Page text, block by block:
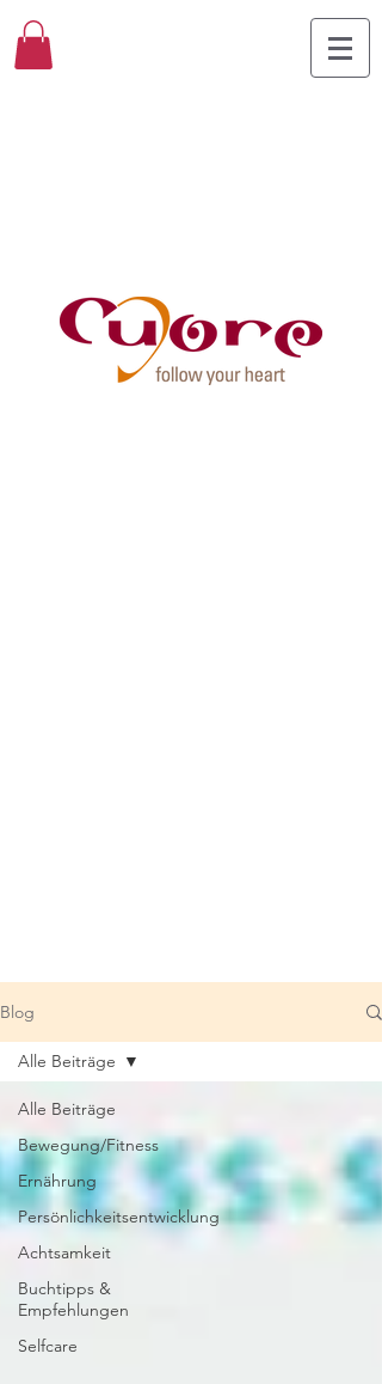
Blog
Alle Beiträge
Bewegung/Fitness
Ernährung
Persönlichkeitsentwicklung
Achtsamkeit
Buchtipps &
Empfehlungen
Selfcare
Alle Beiträge